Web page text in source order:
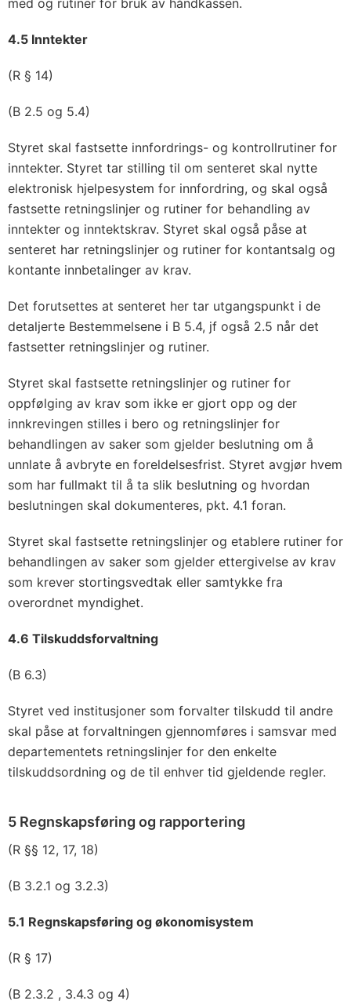
med og rutiner for bruk av håndkassen.
4.5 Inntekter
(R § 14)
(B 2.5 og 5.4)
Styret skal fastsette innfordrings- og kontrollrutiner for
inntekter. Styret tar stilling til om senteret skal nytte
elektronisk hjelpesystem for innfordring, og skal også
fastsette retningslinjer og rutiner for behandling av
inntekter og inntektskrav. Styret skal også påse at
senteret har retningslinjer og rutiner for kontantsalg og
kontante innbetalinger av krav.
Det forutsettes at senteret her tar utgangspunkt i de
detaljerte Bestemmelsene i B 5.4, jf også 2.5 når det
fastsetter retningslinjer og rutiner.
Styret skal fastsette retningslinjer og rutiner for
oppfølging av krav som ikke er gjort opp og der
innkrevingen stilles i bero og retningslinjer for
behandlingen av saker som gjelder beslutning om å
unnlate å avbryte en foreldelsesfrist. Styret avgjør hvem
som har fullmakt til å ta slik beslutning og hvordan
beslutningen skal dokumenteres, pkt. 4.1 foran.
Styret skal fastsette retningslinjer og etablere rutiner for
behandlingen av saker som gjelder ettergivelse av krav
som krever stortingsvedtak eller samtykke fra
overordnet myndighet.
4.6 Tilskuddsforvaltning
(B 6.3)
Styret ved institusjoner som forvalter tilskudd til andre
skal påse at forvaltningen gjennomføres i samsvar med
departementets retningslinjer for den enkelte
tilskuddsordning og de til enhver tid gjeldende regler.
5 Regnskapsføring og rapportering
(R §§ 12, 17, 18)
(B 3.2.1 og 3.2.3)
5.1 Regnskapsføring og økonomisystem
(R § 17)
(B 2.3.2 , 3.4.3 og 4)